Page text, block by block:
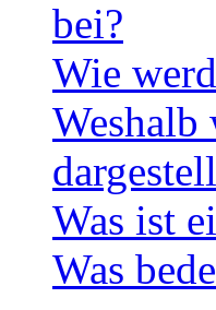
bei?
Wie
Weshalb
Was ist
Was